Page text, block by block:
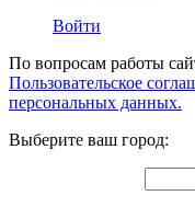
Войти
По вопросам работы
Пользовательское
персональных данных.
Выберите ваш город: